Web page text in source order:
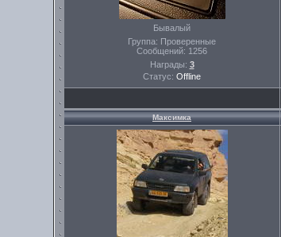
Бывалый
Группа: Проверенные
Сообщений: 1256
Награды: 3
Статус: Offline
Максимка